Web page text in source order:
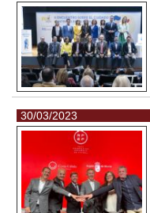
30/03/2023